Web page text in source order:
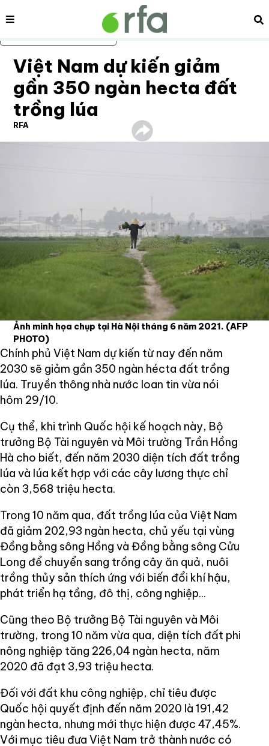
Bỏ qua nội dung chính
Nội dung
Việt Nam dự kiến giảm
gần 350 ngàn hecta đất
trồng lúa
RFA
Ảnh minh họa chụp tại Hà Nội tháng 6 năm 2021. (AFP
PHOTO)
Chính phủ Việt Nam dự kiến từ nay đến năm
2030 sẽ giảm gần 350 ngàn hécta đất trồng
lúa. Truyền thông nhà nước loan tin vừa nói
hôm 29/10.
Cụ thể, khi trình Quốc hội kế hoạch này, Bộ
trưởng Bộ Tài nguyên và Môi trường Trần Hồng
Hà cho biết, đến năm 2030 diện tích đất trồng
lúa và lúa kết hợp với các cây lương thực chỉ
còn 3,568 triệu hecta.
Trong 10 năm qua, đất trồng lúa của Việt Nam
đã giảm 202,93 ngàn hecta, chủ yếu tại vùng
Đồng bằng sông Hồng và Đồng bằng sông Cửu
Long để chuyển sang trồng cây ăn quả, nuôi
trồng thủy sản thích ứng với biến đổi khí hậu,
phát triển hạ tầng, đô thị, công nghiệp...
Cũng theo Bộ trưởng Bộ Tài nguyên và Môi
trường, trong 10 năm vừa qua, diện tích đất phi
nông nghiệp tăng 226,04 ngàn hecta, năm
2020 đã đạt 3,93 triệu hecta.
Đối với đất khu công nghiệp, chỉ tiêu được
Quốc hội quyết định đến năm 2020 là 191,42
ngàn hecta, nhưng mới thực hiện được 47,45%.
Với mục tiêu đưa Việt Nam trở thành nước có